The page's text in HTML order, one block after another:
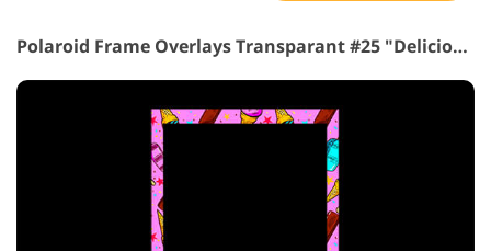
Polaroid Frame Overlays Transparant #25 "Delicious Ice-cream"